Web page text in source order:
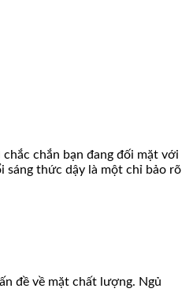
chắn bạn đang đối mặt với
sáng thức dậy là một chỉ bảo rõ
đề về mặt chất lượng. Ngủ